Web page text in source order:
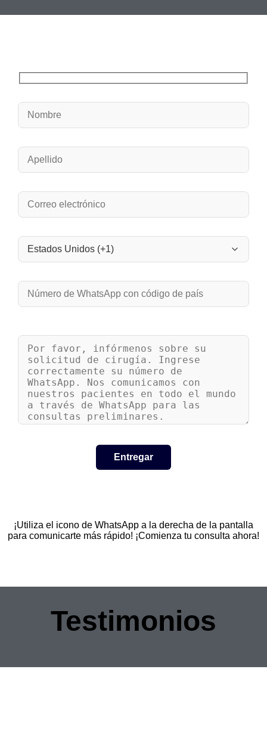
¡Utiliza el icono de WhatsApp a la derecha de la pantalla
para comunicarte más rápido! ¡Comienza tu consulta ahora!
Testimonios